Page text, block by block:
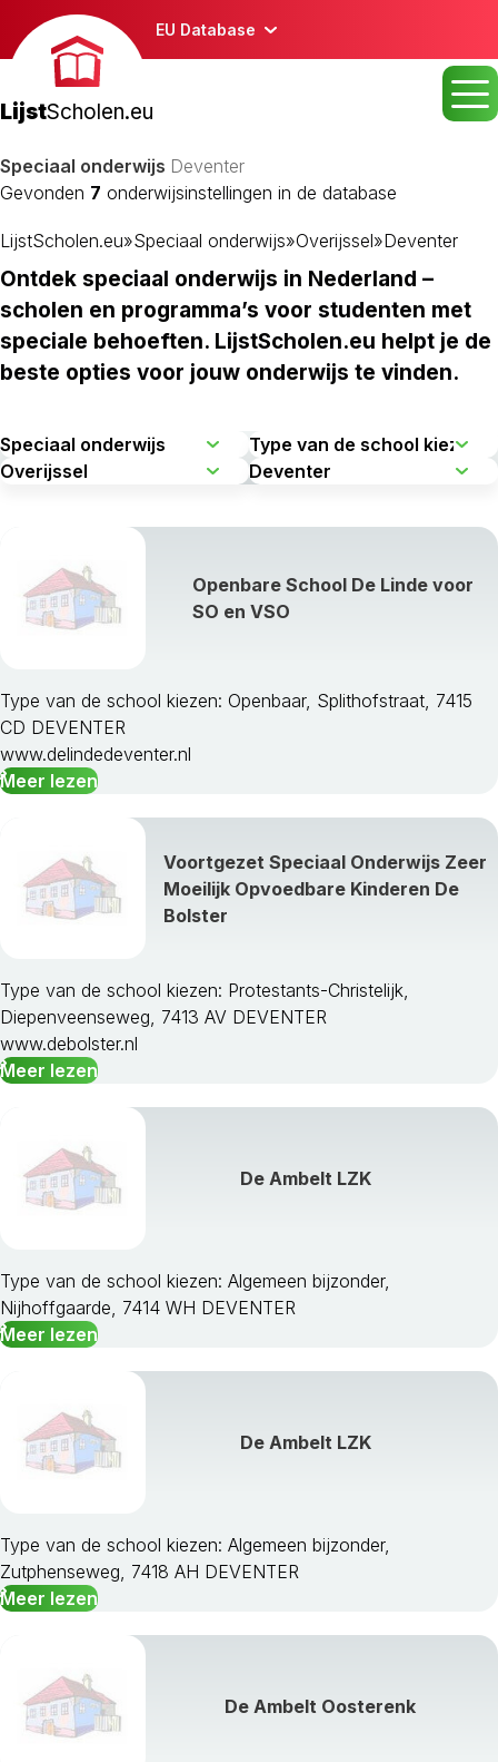
EU Database
LijstScholen.eu
Speciaal onderwijs Deventer
Gevonden 7 onderwijsinstellingen in de database
LijstScholen.eu»Speciaal onderwijs»Overijssel»Deventer
Ontdek speciaal onderwijs in Nederland –
scholen en programma’s voor studenten met
speciale behoeften. LijstScholen.eu helpt je de
beste opties voor jouw onderwijs te vinden.
Openbare School De Linde voor
SO en VSO
Type van de school kiezen: Openbaar, Splithofstraat, 7415
CD DEVENTER
www.delindedeventer.nl
Meer lezen
Voortgezet Speciaal Onderwijs Zeer
Moeilijk Opvoedbare Kinderen De
Bolster
Type van de school kiezen: Protestants-Christelijk,
Diepenveenseweg, 7413 AV DEVENTER
www.debolster.nl
Meer lezen
De Ambelt LZK
Type van de school kiezen: Algemeen bijzonder,
Nijhoffgaarde, 7414 WH DEVENTER
Meer lezen
De Ambelt LZK
Type van de school kiezen: Algemeen bijzonder,
Zutphenseweg, 7418 AH DEVENTER
Meer lezen
De Ambelt Oosterenk